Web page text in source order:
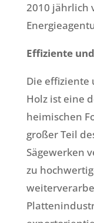
2010 jährlich
Effiziente
Die effiziente
Holz ist eine
heimischen
großer Teil
Sägewerken
zu